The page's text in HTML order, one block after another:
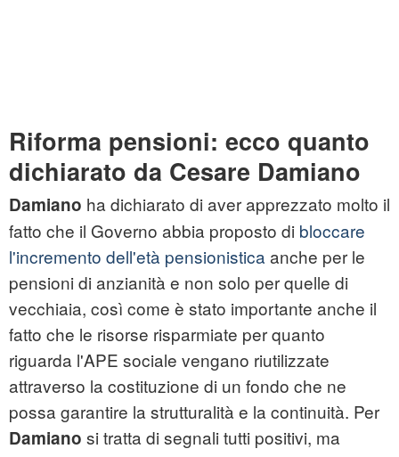
Riforma pensioni: ecco quanto
dichiarato da Cesare Damiano
Damiano ha dichiarato di aver apprezzato molto il
fatto che il Governo abbia proposto di bloccare
l'incremento dell'età pensionistica anche per le
pensioni di anzianità e non solo per quelle di
vecchiaia, così come è stato importante anche il
fatto che le risorse risparmiate per quanto
riguarda l'APE sociale vengano riutilizzate
attraverso la costituzione di un fondo che ne
possa garantire la strutturalità e la continuità. Per
Damiano si tratta di segnali tutti positivi, ma